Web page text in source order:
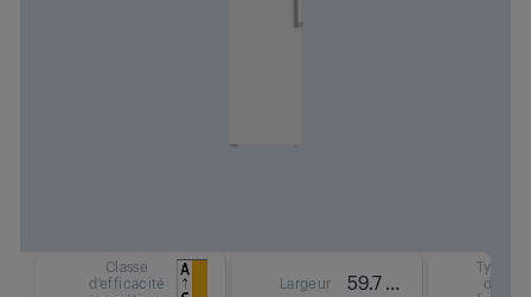
Classe
d'efficacité
Largeur 59.7 cm
Type
de